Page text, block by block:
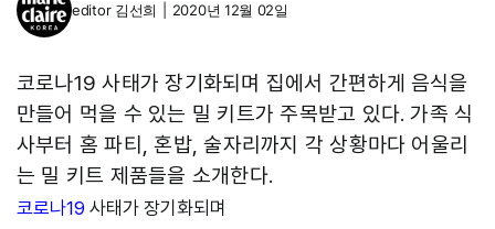
editor 김선희 2020년 12월 02일
코로나19 사태가 장기화되며 집에서 간편하게 음식을
만들어 먹을 수 있는 밀 키트가 주목받고 있다. 가족 식
사부터 홈 파티, 혼밥, 술자리까지 각 상황마다 어울리
는 밀 키트 제품들을 소개한다.
코로나19 사태가 장기화되며